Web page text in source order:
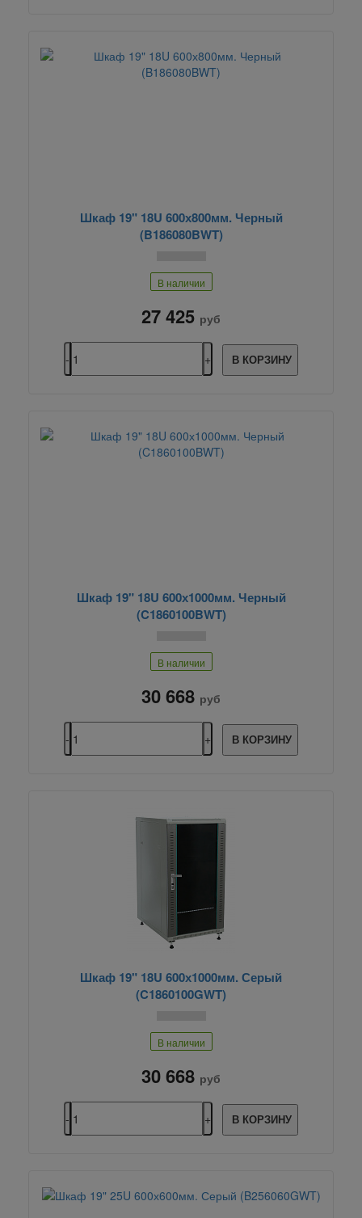
Шкаф 19" 18U 600х800мм. Черный
(B186080BWT)
В наличии
27 425 руб
В КОРЗИНУ
Шкаф 19" 18U 600х1000мм. Черный
(C1860100BWT)
В наличии
30 668 руб
В КОРЗИНУ
Шкаф 19" 18U 600х1000мм. Серый
(C1860100GWT)
В наличии
30 668 руб
В КОРЗИНУ